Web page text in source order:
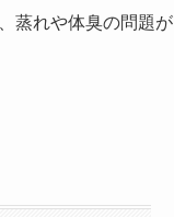
蒸れや体臭の問題が